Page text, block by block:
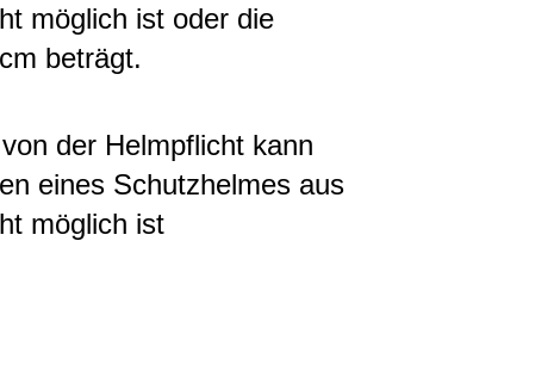
möglich ist oder die
beträgt.
der Helmpflicht kann
eines Schutzhelmes aus
möglich ist